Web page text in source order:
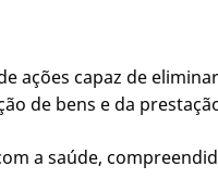
ações capaz de
de bens e da
a saúde,